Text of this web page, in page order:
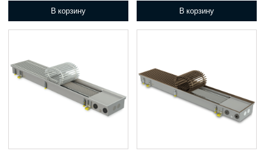
В корзину В корзину